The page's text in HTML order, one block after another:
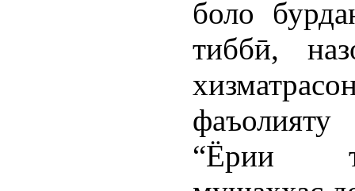
боло
тиббӣ,
“Ёрии